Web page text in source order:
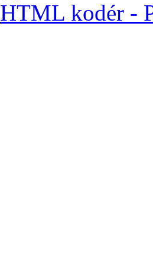
HTML kodér -